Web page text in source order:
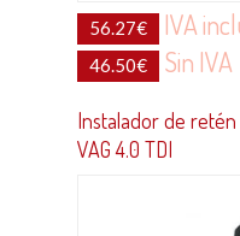
56.27€ IVA
46.50€ Sin IVA
Instalador de
VAG 4.0 TDI